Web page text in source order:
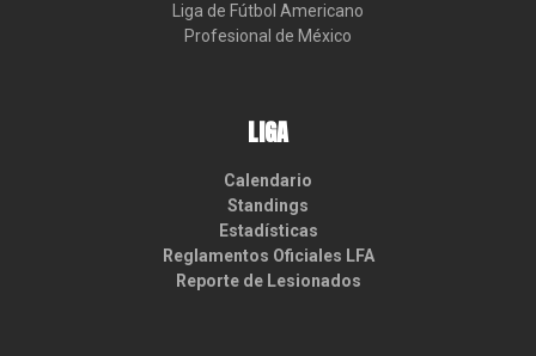
Liga de Fútbol Americano
Profesional de México
LIGA
Calendario
Standings
Estadísticas
Reglamentos Oficiales LFA
Reporte de Lesionados